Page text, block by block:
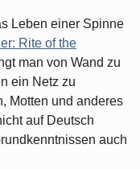
Leben einer Spinne
Rite of the
man von Wand zu
ein Netz zu
Motten und anderes
auf Deutsch
auch